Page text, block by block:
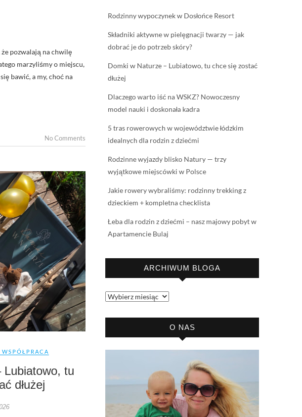
pozwalają na chwilę
marzyliśmy o miejscu,
bawić, a my, choć na
No Comments
WSPÓŁPRACA
Lubiatowo, tu
dłużej
Rodzinny wypoczynek w Dosłońce Resort
Składniki aktywne w pielęgnacji twarzy — jak
dobrać je do potrzeb skóry?
Domki w Naturze – Lubiatowo, tu chce się zostać
dłużej
Dlaczego warto iść na WSKZ? Nowoczesny
model nauki i doskonała kadra
5 tras rowerowych w województwie łódzkim
idealnych dla rodzin z dziećmi
Rodzinne wyjazdy blisko Natury — trzy
wyjątkowe miejscówki w Polsce
Jakie rowery wybraliśmy: rodzinny trekking z
dzieckiem + kompletna checklista
Łeba dla rodzin z dziećmi – nasz majowy pobyt w
Apartamencie Bulaj
ARCHIWUM BLOGA
Archiwum
O NAS